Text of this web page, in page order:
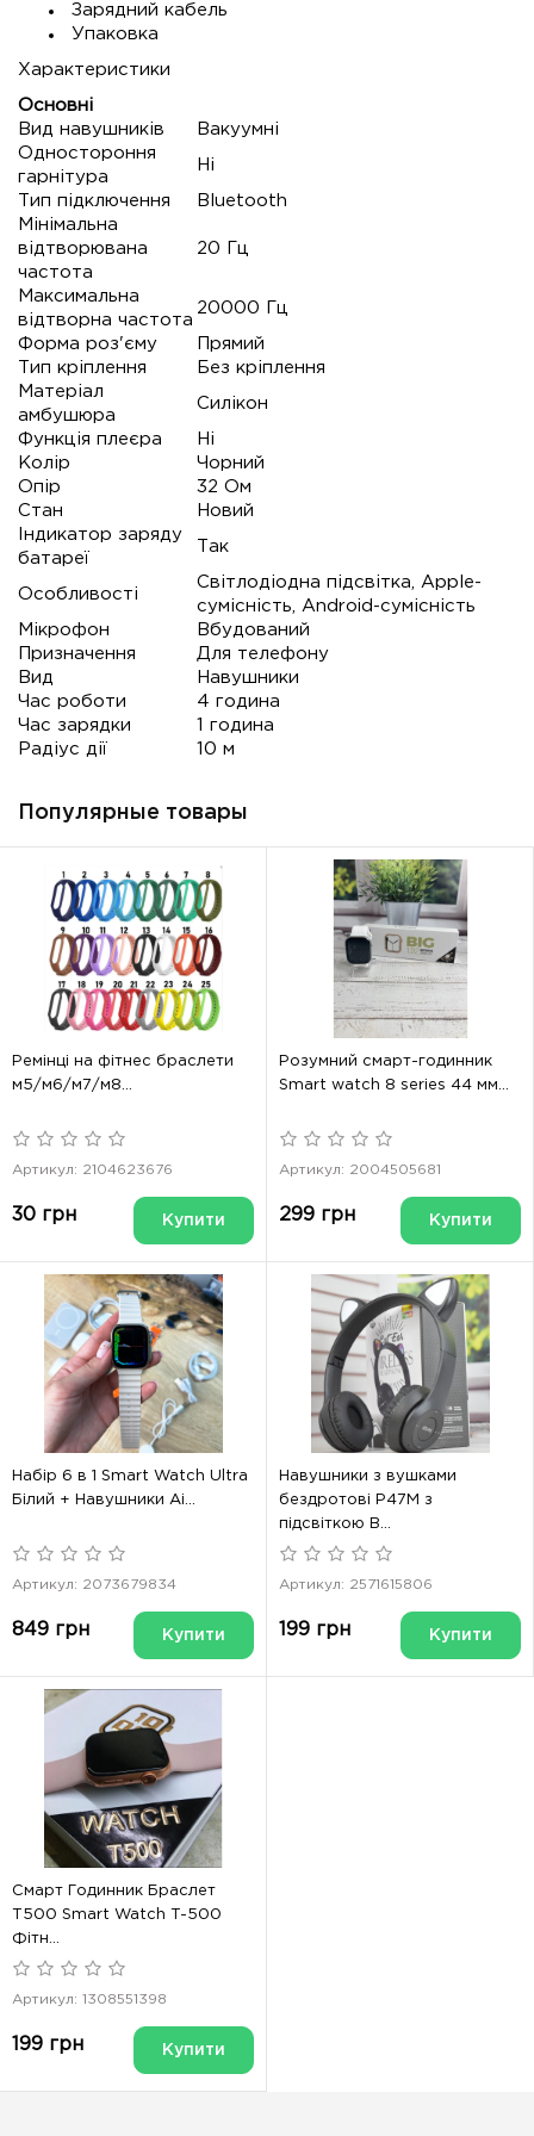
Зарядний кабель
Упаковка
Характеристики
Основні
Вид навушників
Вакуумні
Одностороння
гарнітура
Ні
Тип підключення
Bluetooth
Мінімальна
відтворювана
частота
20 Гц
Максимальна
відтворна частота
20000 Гц
Форма роз'єму
Прямий
Тип кріплення
Без кріплення
Матеріал
амбушюра
Силікон
Функція плеєра
Ні
Колір
Чорний
Опір
32 Ом
Стан
Новий
Індикатор заряду
батареї
Так
Особливості
Світлодіодна підсвітка, Apple-
сумісність, Android-сумісність
Мікрофон
Вбудований
Призначення
Для телефону
Вид
Навушники
Час роботи
4 година
Час зарядки
1 година
Радіус дії
10 м
Популярные товары
Ремінці на фітнес браслети
м5/м6/м7/м8...
Артикул: 2104623676
30 грн Купити
Розумний смарт-годинник
Smart watch 8 series 44 мм...
Артикул: 2004505681
299 грн Купити
Набір 6 в 1 Smart Watch Ultra
Білий + Навушники Ai...
Артикул: 2073679834
849 грн Купити
Навушники з вушками
бездротові P47M з
підсвіткою B...
Артикул: 2571615806
199 грн Купити
Смарт Годинник Браслет
T500 Smart Watch T-500
Фітн...
Артикул: 1308551398
199 грн Купити